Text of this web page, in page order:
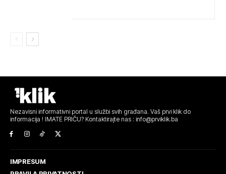
Nezavisni informativni portal u službi svih građana. Vaš prvi klik do
informacija ! IMATE PRIČU? Kontaktirajte nas : info@prviklik.ba
IMPRESUM